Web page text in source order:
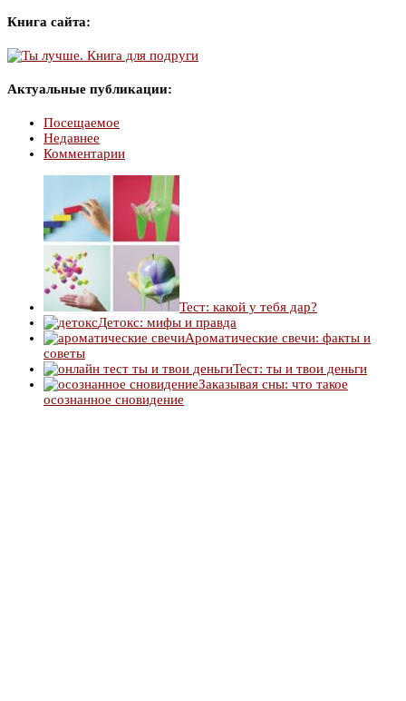
Книга сайта:
Актуальные публикации:
Посещаемое
Недавнее
Комментарии
Тест: какой у тебя дар?
Детокс: мифы и правда
Ароматические свечи: факты и
советы
Тест: ты и твои деньги
Заказывая сны: что такое
осознанное сновидение